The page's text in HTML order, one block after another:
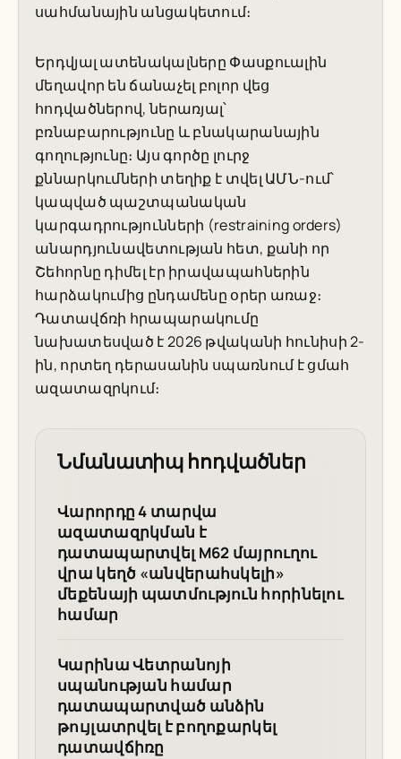
սահմանային անցակետում։
Երդվյալ ատենակալները Փասքուալին
մեղավոր են ճանաչել բոլոր վեց
հոդվածներով, ներառյալ՝
բռնաբարությունը և բնակարանային
գողությունը։ Այս գործը լուրջ
քննարկումների տեղիք է տվել ԱՄՆ-ում՝
կապված պաշտպանական
կարգադրությունների (restraining orders)
անարդյունավետության հետ, քանի որ
Շեհորնը դիմել էր իրավապահներին
հարձակումից ընդամենը օրեր առաջ։
Դատավճռի հրապարակումը
նախատեսված է 2026 թվականի հունիսի 2-
ին, որտեղ դերասանին սպառնում է ցմահ
ազատազրկում։
Նմանատիպ հոդվածներ
Վարորդը 4 տարվա
ազատազրկման է
դատապարտվել M62 մայրուղու
վրա կեղծ «անվերահսկելի»
մեքենայի պատմություն հորինելու
համար
Կարինա Վետրանոյի
սպանության համար
դատապարտված անձին
թույլատրվել է բողոքարկել
դատավճիռը